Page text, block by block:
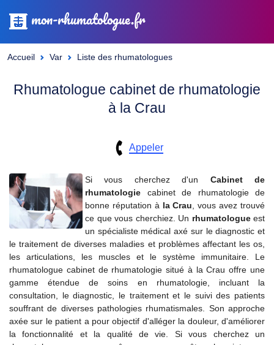
mon-rhumatologue.fr
Accueil Var Liste des rhumatologues
Rhumatologue cabinet de rhumatologie
à la Crau
Appeler
Si vous cherchez d'un Cabinet de
rhumatologie cabinet de rhumatologie de
bonne réputation à la Crau , vous avez trouvé
ce que vous cherchiez. Un rhumatologueest
un spécialiste médical axé sur le diagnostic et
le traitement de diverses maladies et problèmes affectant les os,
les articulations, les muscles et le système immunitaire. Le
rhumatologue cabinet de rhumatologie situé à la Crau offre une
gamme étendue de soins en rhumatologie, incluant la
consultation, le diagnostic, le traitement et le suivi des patients
souffrant de diverses pathologies rhumatismales. Son approche
axée sur le patient a pour objectif d'alléger la douleur, d'améliorer
la fonctionnalité et la qualité de vie. Si vous cherchez un